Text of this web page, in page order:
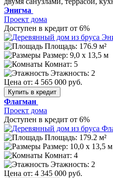
Энигма
Проект дома
Доступен в кредит от 6%
Площадь: 176.9 м²
Размер: 9,0 х 13,5 м
Комнат: 5
Этажность: 2
Цена от: 4 565 000 руб.
Купить в кредит
Флагман
Проект дома
Доступен в кредит от 6%
Площадь: 179.2 м²
Размер: 10,0 х 13,5 м
Комнат: 4
Этажность: 2
Цена от: 4 345 000 руб.